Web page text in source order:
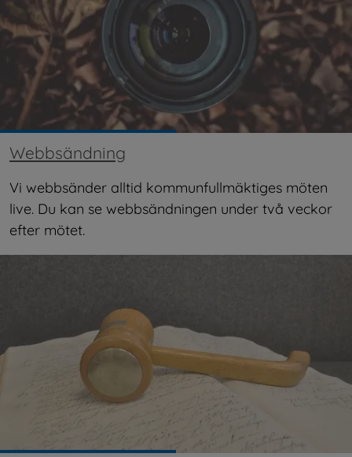
Webbsändning
Vi webbsänder alltid kommunfullmäktiges möten
live. Du kan se webbsändningen under två veckor
efter mötet.